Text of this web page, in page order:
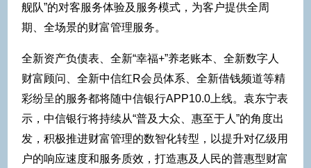
舰队”的对客服务体验及服务模式，为客户提供全周
期、全场景的财富管理服务。
全新资产负债表、全新“幸福+”养老账本、全新数字人
财富顾问、全新中信红R会员体系、全新借钱频道等精
彩纷呈的服务都将随中信银行APP10.0上线。袁东宁表
示，中信银行将持续从“普及大众、惠至于人”的角度出
发，积极推进财富管理的数智化转型，以提升对亿级用
户的响应速度和服务质效，打造惠及人民的普惠型财富